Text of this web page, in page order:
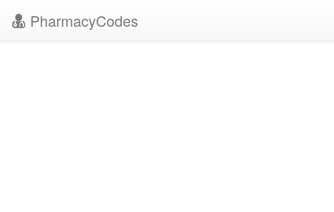
PharmacyCodes